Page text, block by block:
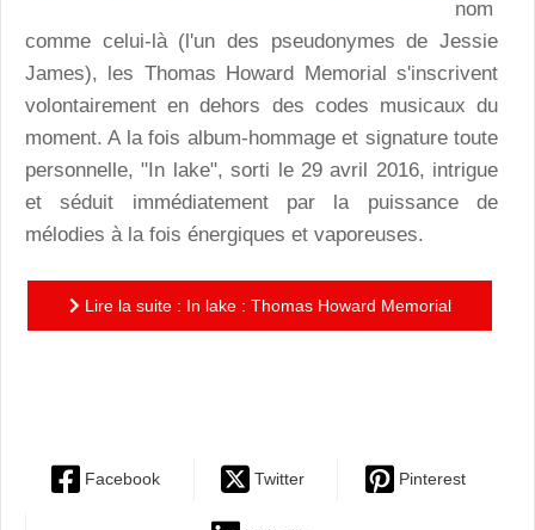
nom
comme celui-là (l'un des pseudonymes de Jessie
James), les Thomas Howard Memorial s'inscrivent
volontairement en dehors des codes musicaux du
moment. A la fois album-hommage et signature toute
personnelle, "In lake", sorti le 29 avril 2016, intrigue
et séduit immédiatement par la puissance de
mélodies à la fois énergiques et vaporeuses.
Lire la suite : In lake : Thomas Howard Memorial
Facebook Twitter Pinterest